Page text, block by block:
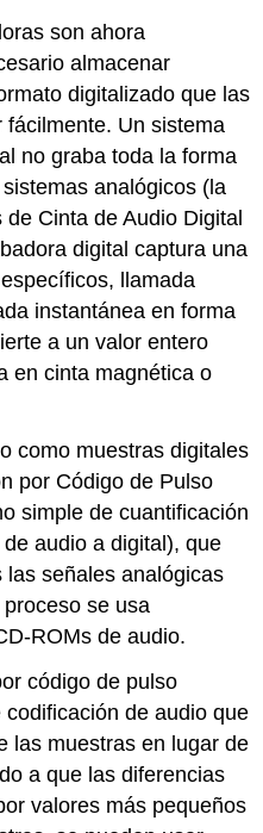
son ahora
almacenar
digitalizado que las
Un sistema
no graba toda la forma
analógicos (la
Cinta de Audio Digital
digital captura una
llamada
instantánea en forma
a un valor entero
en cinta magnética o
como muestras digitales
por Código de Pulso
simple de cuantificación
audio a digital), que
señales analógicas
se usa
ROMs de audio.
código de pulso
de audio que
las muestras en lugar de
a que las diferencias
valores más pequeños